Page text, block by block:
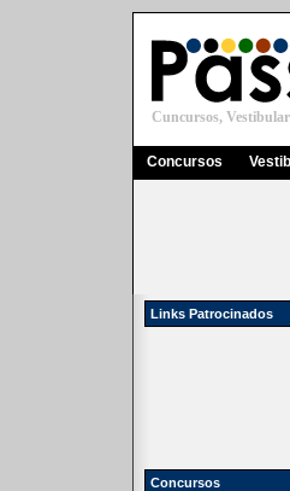
Cuncursos,
Concursos
Links Patrocinados
Concursos